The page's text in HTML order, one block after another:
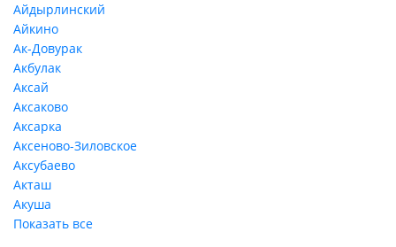
Айдырлинский
Айкино
Ак-Довурак
Акбулак
Аксай
Аксаково
Аксарка
Аксеново-Зиловское
Аксубаево
Акташ
Акуша
Показать все